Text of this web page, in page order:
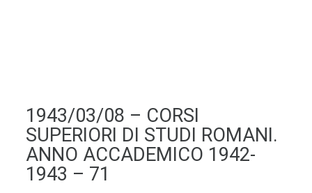
1943/03/08 – CORSI
SUPERIORI DI STUDI ROMANI.
ANNO ACCADEMICO 1942-
1943 – 71